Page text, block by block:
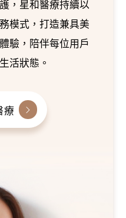
，星和醫療持續以
模式，打造兼具美
驗，陪伴每位用戶
活狀態。
療